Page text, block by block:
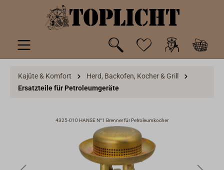
springen
Kajüte & Komfort
Herd, Backofen, Kocher & Grill
Ersatzteile für Petroleumgeräte
4325-010 HANSE N°1 Brenner für Petroleumkocher